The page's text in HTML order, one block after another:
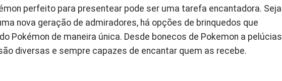
perfeito para presentear pode ser uma tarefa encantadora. Seja
nova geração de admiradores, há opções de brinquedos que
Pokémon de maneira única. Desde bonecos de Pokemon a pelúcias
diversas e sempre capazes de encantar quem as recebe.